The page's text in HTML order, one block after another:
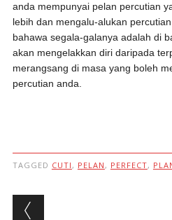
anda mempunyai pelan percutian
lebih dan mengalu-alukan
bahawa segala-galanya adalah di
akan mengelakkan diri daripada
merangsang di masa yang boleh
percutian anda.
TAGGED CUTI , PELAN , PERFECT,
Post